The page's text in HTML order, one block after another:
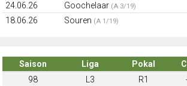
24.06.26
Goochelaar (A 3/19)
18.06.26
Souren (A 1/19)
Saison Liga Pokal
98
L3 R1